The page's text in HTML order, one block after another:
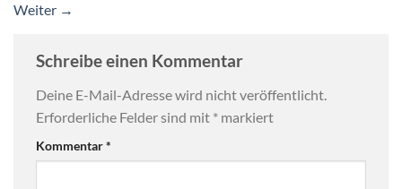
Weiter →
Schreibe einen Kommentar
Deine E-Mail-Adresse wird nicht veröffentlicht.
Erforderliche Felder sind mit * markiert
Kommentar*